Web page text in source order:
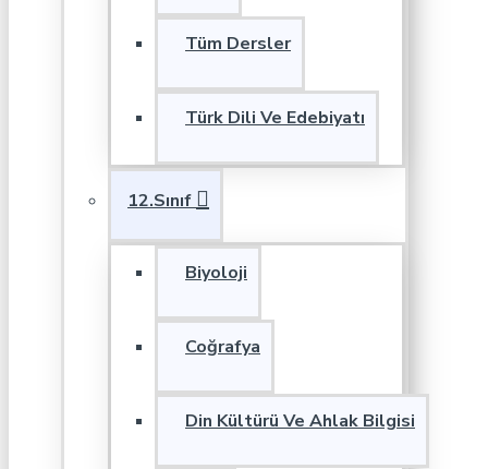
Tüm Dersler
Türk Dili Ve Edebiyatı
12.Sınıf
Biyoloji
Coğrafya
Din Kültürü Ve Ahlak Bilgisi